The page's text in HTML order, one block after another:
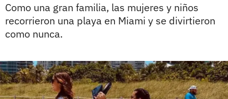
Como una gran familia, las mujeres y niños
recorrieron una playa en Miami y se divirtieron
como nunca.